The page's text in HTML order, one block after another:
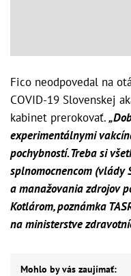
Fico neodpovedal na
COVID-19 Slovenskej
kabinet prerokovať.
experimentálnymi
pochybností. Treba si
splnomocnencom (vlády
a manažovania zdrojov
Kotlárom, poznámka
na ministerstve
Mohlo by vás zaujímať: